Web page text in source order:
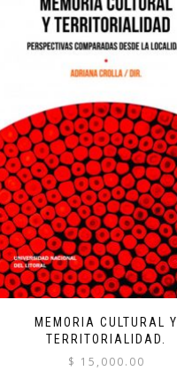
MEMORIA CULTURAL Y
TERRITORIALIDAD.
$ 15,000.00